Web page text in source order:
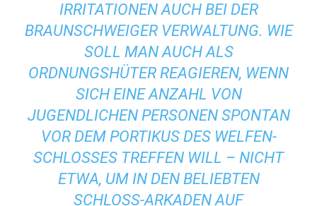
IRRITATIONEN AUCH BEI DER
BRAUNSCHWEIGER VERWALTUNG. WIE
SOLL MAN AUCH ALS
ORDNUNGSHÜTER REAGIEREN, WENN
SICH EINE ANZAHL VON
JUGENDLICHEN PERSONEN SPONTAN
VOR DEM PORTIKUS DES WELFEN-
SCHLOSSES TREFFEN WILL – NICHT
ETWA, UM IN DEN BELIEBTEN
SCHLOSS-ARKADEN AUF